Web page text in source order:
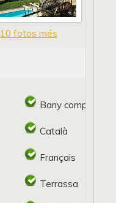
10 fotos més
Bany complert
Català
Français
Terrassa